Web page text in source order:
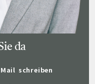
da
Mail schreiben